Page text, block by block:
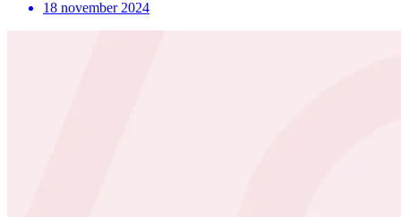
18 november 2024